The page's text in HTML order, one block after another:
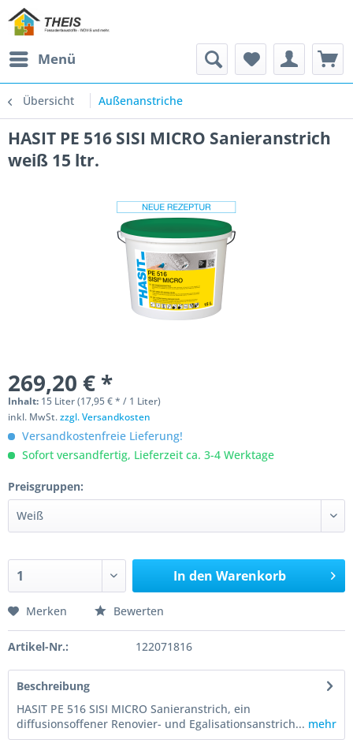
Menü
Übersicht Außenanstriche
HASIT PE 516 SISI MICRO Sanieranstrich
weiß 15 ltr.
269,20 € *
Inhalt: 15 Liter (17,95 € * / 1 Liter)
inkl. MwSt.zzgl. Versandkosten
Versandkostenfreie Lieferung!
Sofort versandfertig, Lieferzeit ca. 3-4 Werktage
Preisgruppen:
In den Warenkorb
Merken Bewerten
Artikel-Nr.: 122071816
Beschreibung
HASIT PE 516 SISI MICRO Sanieranstrich, ein
diffusionsoffener Renovier- und Egalisationsanstrich... mehr